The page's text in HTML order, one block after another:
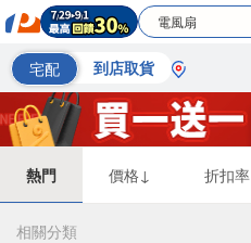
宅配 到店取貨
熱門 價格↓ 折扣率
相關分類